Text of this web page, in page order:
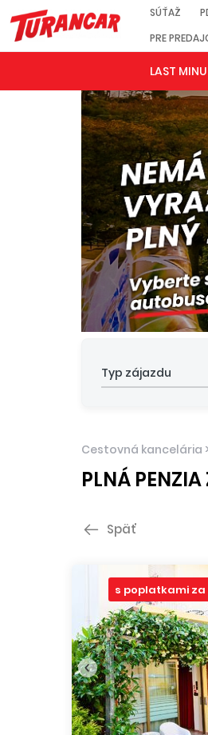
SÚŤAŽ
PRE
LAST
Typ zájazdu
Cestovná kancelária
PLNÁ
Späť
s poplatkami za